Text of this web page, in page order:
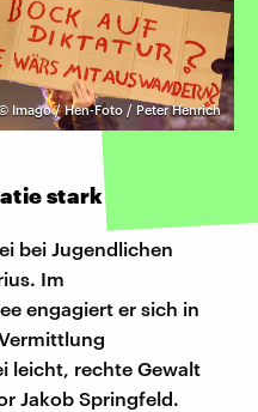
Imago / Hen-Foto / Peter Henrich
stark
bei Jugendlichen
Im
engagiert er sich in
leicht, rechte Gewalt
Jakob Springfeld.